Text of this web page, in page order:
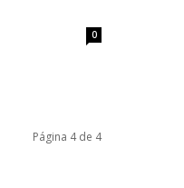
0
Página 4 de 4